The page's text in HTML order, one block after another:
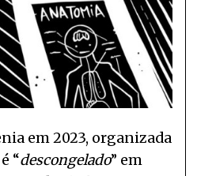
em 2023, organizada
“descongelado” em